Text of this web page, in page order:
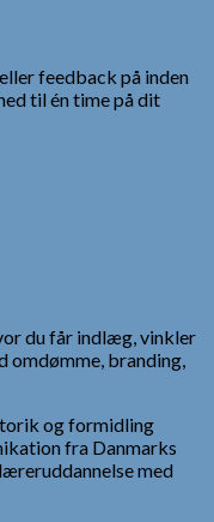
feedback på inden
til én time på dit
du får indlæg, vinkler
omdømme, branding,
og formidling
fra Danmarks
med